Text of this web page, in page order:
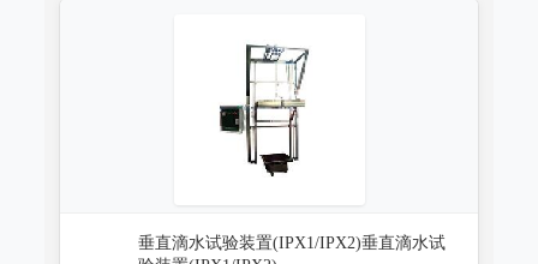
垂直滴水试验装置(IPX1/IPX2)垂直滴水试